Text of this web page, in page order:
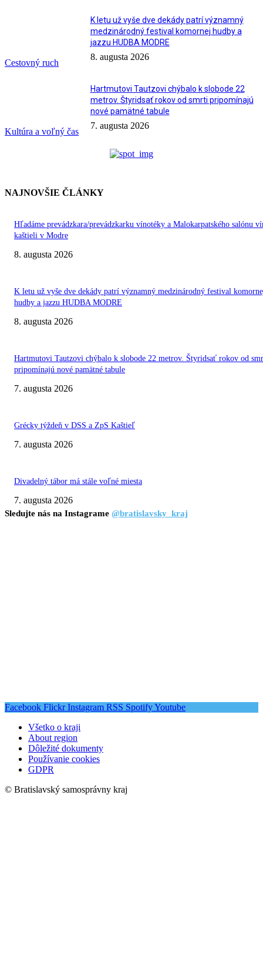
Cestovný ruch
K letu už vyše dve dekády patrí významný
medzinárodný festival komornej hudby a
jazzu HUDBA MODRE
8. augusta 2026
Kultúra a voľný čas
Hartmutovi Tautzovi chýbalo k slobode 22
metrov. Štyridsať rokov od smrti pripomínajú
nové pamätné tabule
7. augusta 2026
NAJNOVŠIE ČLÁNKY
Hľadáme prevádzkara/prevádzkarku vínotéky a Malokarpatského salónu
kaštieli v Modre
8. augusta 2026
K letu už vyše dve dekády patrí významný medzinárodný festival
hudby a jazzu HUDBA MODRE
8. augusta 2026
Hartmutovi Tautzovi chýbalo k slobode 22 metrov. Štyridsať rokov od
pripomínajú nové pamätné tabule
7. augusta 2026
Grécky týždeň v DSS a ZpS Kaštieľ
7. augusta 2026
Divadelný tábor má stále voľné miesta
7. augusta 2026
Sledujte nás na Instagrame @bratislavsky_kraj
Facebook Flickr Instagram RSS SpotifyYoutube
Všetko o kraji
About region
Dôležité dokumenty
Používanie cookies
GDPR
© Bratislavský samosprávny kraj